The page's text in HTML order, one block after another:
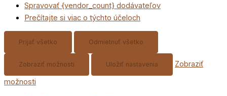
Spravovať {vendor_count} dodávateľov
Prečítajte si viac o týchto účeloch
Prijať všetko Odmietnuť všetko
Zobraziť možnosti Uložiť nastavenia
Zobraziť
možnosti